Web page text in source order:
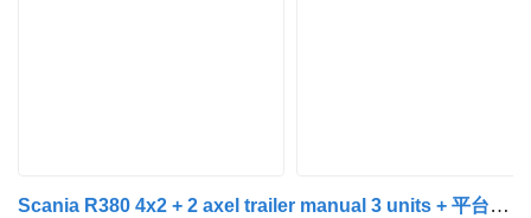
Scania R380 4x2 + 2 axel trailer manual 3 units + 平台拖车